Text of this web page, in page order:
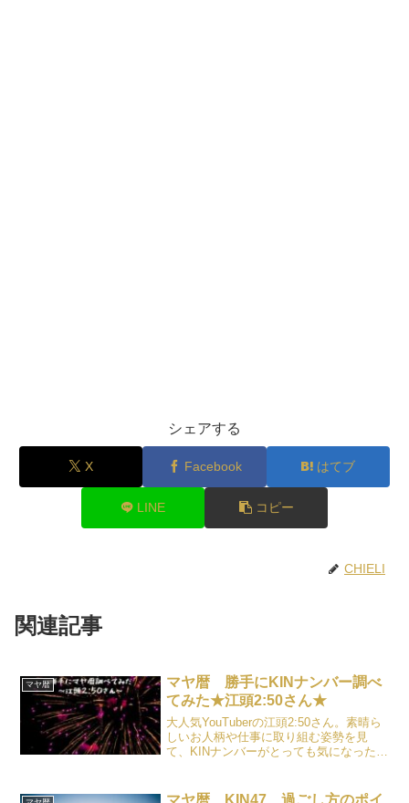
シェアする
X Facebook はてブ
LINE コピー
CHIELI
関連記事
マヤ暦
マヤ暦 勝手にKINナンバー調べ
てみた★江頭2:50さん★
大人気YouTuberの江頭2:50さん。素晴ら
しいお人柄や仕事に取り組む姿勢を見
て、KINナンバーがとっても気になったの
マヤ暦 KIN47 過ごし方のポイ